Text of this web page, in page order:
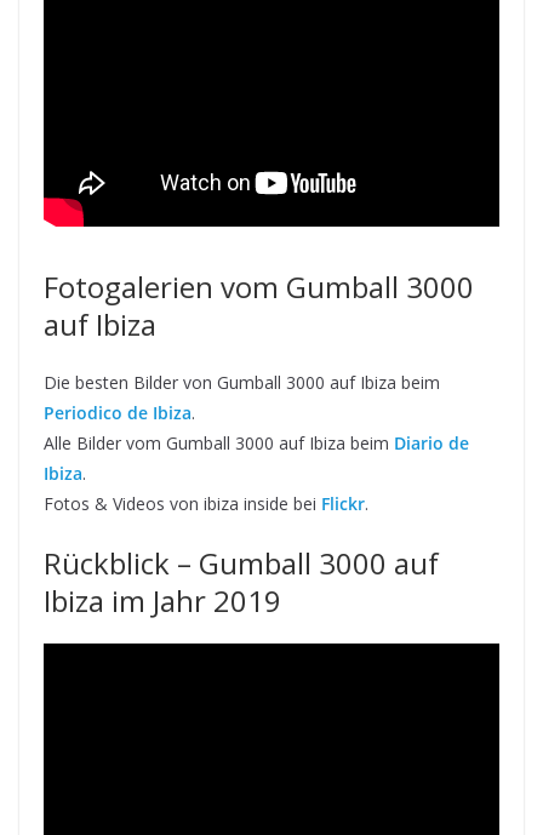
Fotogalerien vom Gumball 3000
auf Ibiza
Die besten Bilder von Gumball 3000 auf Ibiza beim
Periodico de Ibiza.
Alle Bilder vom Gumball 3000 auf Ibiza beim Diario de
Ibiza.
Fotos & Videos von ibiza inside bei Flickr.
Rückblick – Gumball 3000 auf
Ibiza im Jahr 2019